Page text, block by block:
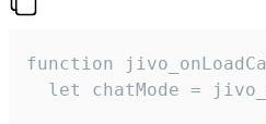
function
let chatMode =